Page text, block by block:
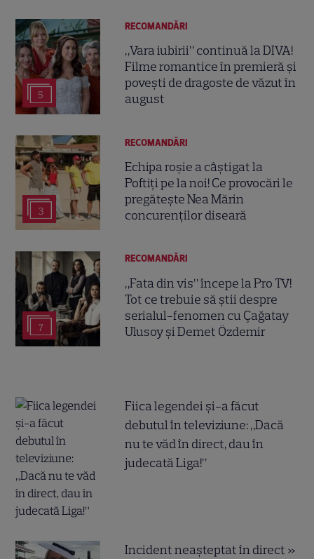
5
RECOMANDĂRI
„Vara iubirii” continuă la DIVA!
Filme romantice în premieră și
povești de dragoste de văzut în
august
3
RECOMANDĂRI
Echipa roșie a câștigat la
Poftiți pe la noi! Ce provocări le
pregătește Nea Mărin
concurenților diseară
7
RECOMANDĂRI
„Fata din vis” începe la Pro TV!
Tot ce trebuie să știi despre
serialul-fenomen cu Çağatay
Ulusoy și Demet Özdemir
Fiica legendei și-a făcut
debutul în televiziune: „Dacă
nu te văd în direct, dau în
judecată Liga!”
Incident neașteptat în direct »